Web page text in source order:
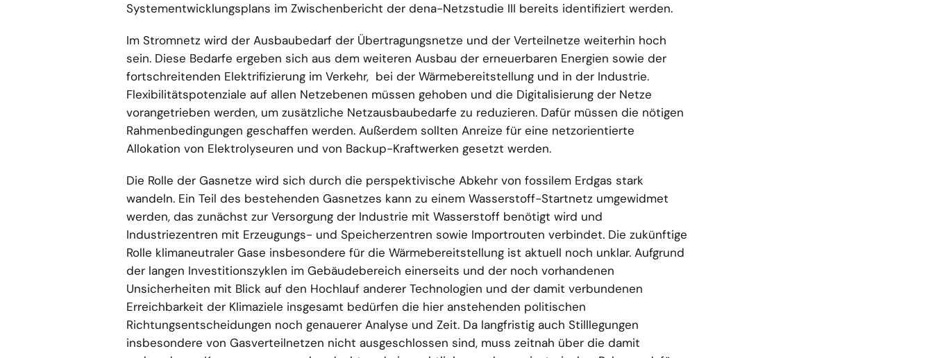
Systementwicklungsplans im Zwischenbericht der dena-Netzstudie III bereits identifiziert werden.
Im Stromnetz wird der Ausbaubedarf der Übertragungsnetze und der Verteilnetze weiterhin hoch
sein. Diese Bedarfe ergeben sich aus dem weiteren Ausbau der erneuerbaren Energien sowie der
fortschreitenden Elektrifizierung im Verkehr, bei der Wärmebereitstellung und in der Industrie.
Flexibilitätspotenziale auf allen Netzebenen müssen gehoben und die Digitalisierung der Netze
vorangetrieben werden, um zusätzliche Netzausbaubedarfe zu reduzieren. Dafür müssen die nötigen
Rahmenbedingungen geschaffen werden. Außerdem sollten Anreize für eine netzorientierte
Allokation von Elektrolyseuren und von Backup-Kraftwerken gesetzt werden.
Die Rolle der Gasnetze wird sich durch die perspektivische Abkehr von fossilem Erdgas stark
wandeln. Ein Teil des bestehenden Gasnetzes kann zu einem Wasserstoff-Startnetz umgewidmet
werden, das zunächst zur Versorgung der Industrie mit Wasserstoff benötigt wird und
Industriezentren mit Erzeugungs- und Speicherzentren sowie Importrouten verbindet. Die zukünftige
Rolle klimaneutraler Gase insbesondere für die Wärmebereitstellung ist aktuell noch unklar. Aufgrund
der langen Investitionszyklen im Gebäudebereich einerseits und der noch vorhandenen
Unsicherheiten mit Blick auf den Hochlauf anderer Technologien und der damit verbundenen
Erreichbarkeit der Klimaziele insgesamt bedürfen die hier anstehenden politischen
Richtungsentscheidungen noch genauerer Analyse und Zeit. Da langfristig auch Stilllegungen
insbesondere von Gasverteilnetzen nicht ausgeschlossen sind, muss zeitnah über die damit